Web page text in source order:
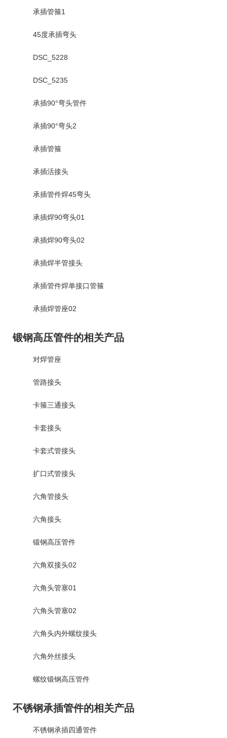
承插管箍1
45度承插弯头
DSC_5228
DSC_5235
承插90°弯头管件
承插90°弯头2
承插管箍
承插活接头
承插管件焊45弯头
承插焊90弯头01
承插焊90弯头02
承插焊半管接头
承插管件焊单接口管箍
承插焊管座02
锻钢高压管件的相关产品
对焊管座
管路接头
卡箍三通接头
卡套接头
卡套式管接头
扩口式管接头
六角管接头
六角接头
锻钢高压管件
六角双接头02
六角头管塞01
六角头管塞02
六角头内外螺纹接头
六角外丝接头
螺纹锻钢高压管件
不锈钢承插管件的相关产品
不锈钢承插四通管件